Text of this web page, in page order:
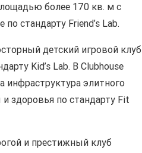
более 170 кв. м с
стандарту Friend’s Lab.
детский игровой клуб
Kid’s Lab. В Clubhouse
инфраструктура элитного
здоровья по стандарту Fit
и престижный клуб